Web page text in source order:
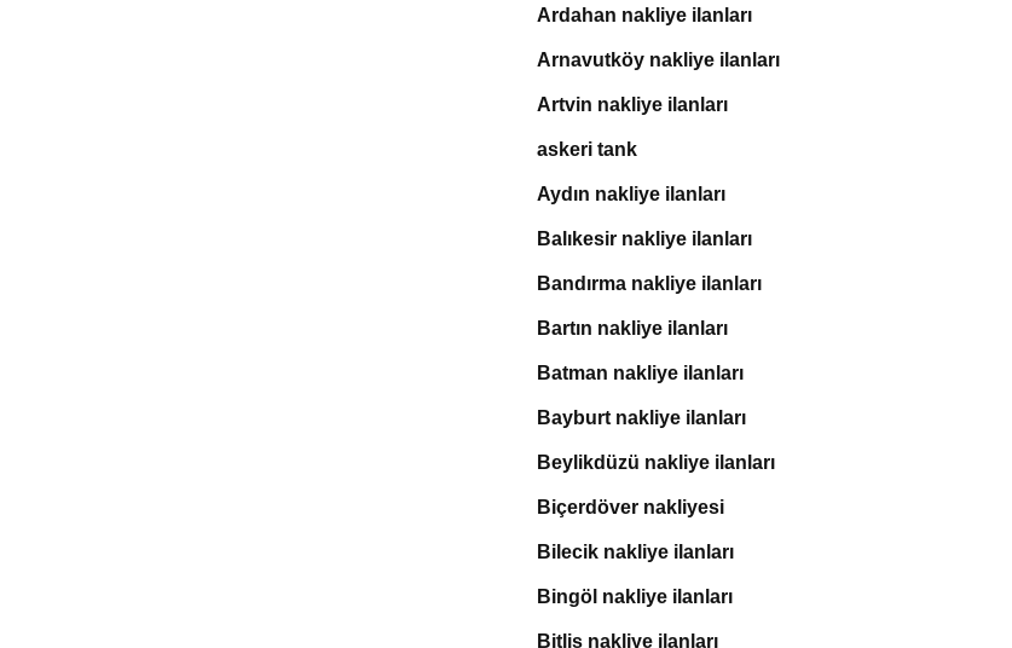
Ardahan nakliye ilanları
Arnavutköy nakliye ilanları
Artvin nakliye ilanları
askeri tank
Aydın nakliye ilanları
Balıkesir nakliye ilanları
Bandırma nakliye ilanları
Bartın nakliye ilanları
Batman nakliye ilanları
Bayburt nakliye ilanları
Beylikdüzü nakliye ilanları
Biçerdöver nakliyesi
Bilecik nakliye ilanları
Bingöl nakliye ilanları
Bitlis nakliye ilanları